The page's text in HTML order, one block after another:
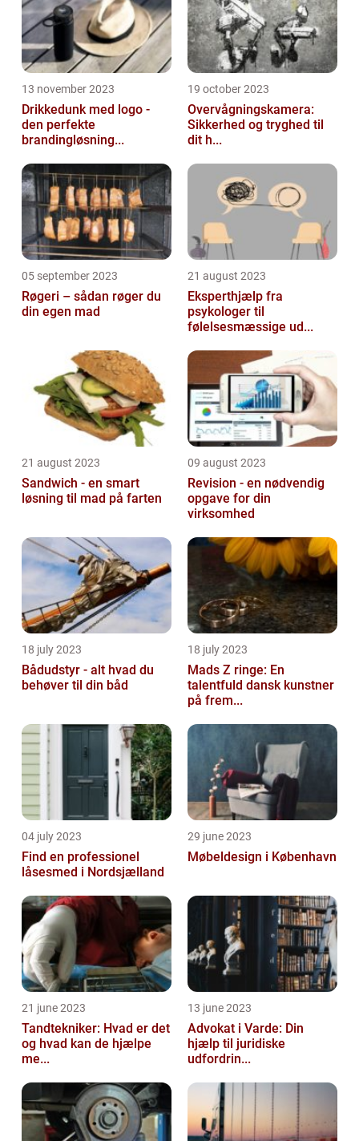
13 november 2023
Drikkedunk med logo -
den perfekte
brandingløsning...
19 october 2023
Overvågningskamera:
Sikkerhed og tryghed til
dit h...
05 september 2023
Røgeri – sådan røger du
din egen mad
21 august 2023
Eksperthjælp fra
psykologer til
følelsesmæssige ud...
21 august 2023
Sandwich - en smart
løsning til mad på farten
09 august 2023
Revision - en nødvendig
opgave for din
virksomhed
18 july 2023
Bådudstyr - alt hvad du
behøver til din båd
18 july 2023
Mads Z ringe: En
talentfuld dansk kunstner
på frem...
04 july 2023
Find en professionel
låsesmed i Nordsjælland
29 june 2023
Møbeldesign i København
21 june 2023
Tandtekniker: Hvad er det
og hvad kan de hjælpe
me...
13 june 2023
Advokat i Varde: Din
hjælp til juridiske
udfordrin...